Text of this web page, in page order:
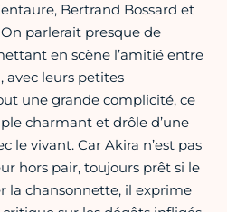
Bertrand Bossard et
parlerait presque de
en scène l’amitié entre
avec leurs petites
une grande complicité, ce
charmant et drôle d’une
le vivant. Car Akira n’est pas
hors pair, toujours prêt si le
la chansonnette, il exprime